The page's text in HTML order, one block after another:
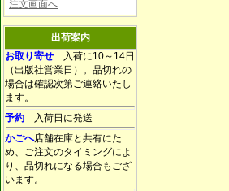
注文画面へ
出荷案内
お取り寄せ 入荷に10～14日
（出版社営業日）。品切れの
場合は確認次第ご連絡いたし
ます。
予約 入荷日に発送
かごへ店舗在庫と共有にた
め、ご注文のタイミングによ
り、品切れになる場合もござ
います。